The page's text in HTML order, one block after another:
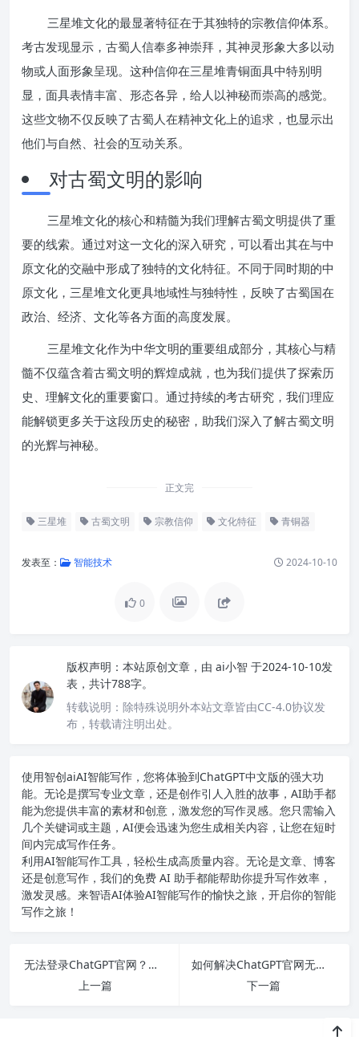
三星堆文化的最显著特征在于其独特的宗教信仰体系。
考古发现显示，古蜀人信奉多神崇拜，其神灵形象大多以动
物或人面形象呈现。这种信仰在三星堆青铜面具中特别明
显，面具表情丰富、形态各异，给人以神秘而崇高的感觉。
这些文物不仅反映了古蜀人在精神文化上的追求，也显示出
他们与自然、社会的互动关系。
对古蜀文明的影响
三星堆文化的核心和精髓为我们理解古蜀文明提供了重
要的线索。通过对这一文化的深入研究，可以看出其在与中
原文化的交融中形成了独特的文化特征。不同于同时期的中
原文化，三星堆文化更具地域性与独特性，反映了古蜀国在
政治、经济、文化等各方面的高度发展。
三星堆文化作为中华文明的重要组成部分，其核心与精
髓不仅蕴含着古蜀文明的辉煌成就，也为我们提供了探索历
史、理解文化的重要窗口。通过持续的考古研究，我们理应
能解锁更多关于这段历史的秘密，助我们深入了解古蜀文明
的光辉与神秘。
正文完
三星堆 古蜀文明 宗教信仰 文化特征 青铜器
发表至： 智能技术 2024-10-10
0
版权声明： 本站原创文章，由 ai小智 于2024-10-10发
表，共计788字。
转载说明： 除特殊说明外本站文章皆由CC-4.0协议发
布，转载请注明出处。
使用智创aiAI智能写作 ，您将体验到ChatGPT中文版的强大功
能。无论是撰写专业文章，还是创作引人入胜的故事，AI助手都
能为您提供丰富的素材和创意，激发您的写作灵感。您只需输入
几个关键词或主题，AI便会迅速为您生成相关内容，让您在短时
间内完成写作任务。
利用AI智能写作工具，轻松生成高质量内容。无论是文章、博客
还是创意写作，我们的免费 AI 助手都能帮助你提升写作效率，
激发灵感。来智语AI体验AI智能写作的愉快之旅，开启你的智能
写作之旅！
无法登录ChatGPT官网？您可以尝试这些解决方案，轻松恢复访问！
上一篇
如何解决ChatGPT官网无法访问及如何搭建个人网站赚钱的全面指南
下一篇